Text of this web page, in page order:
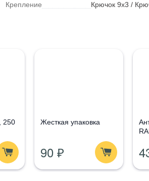
Крепление
Крючок 9x3 /
250
Жесткая упаковка
90 ₽